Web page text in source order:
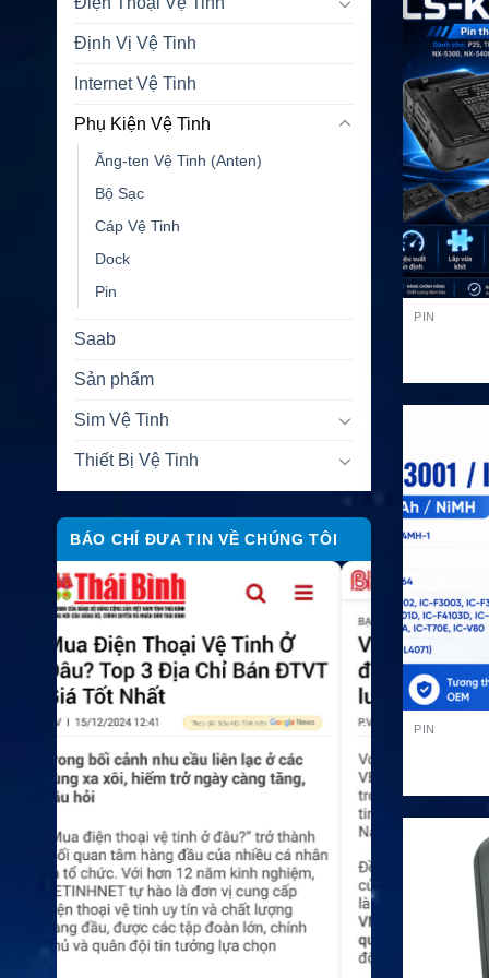
Định Vị Vệ Tinh
Internet Vệ Tinh
Phụ Kiện Vệ Tinh
Ăng-ten Vệ Tinh (Anten)
Bộ Sạc
Cáp Vệ Tinh
Dock
Pin
Saab
Sản phẩm
Sim Vệ Tinh
Thiết Bị Vệ Tinh
BÁO CHÍ ĐƯA TIN VỀ CHÚNG TÔI
PIN
PIN